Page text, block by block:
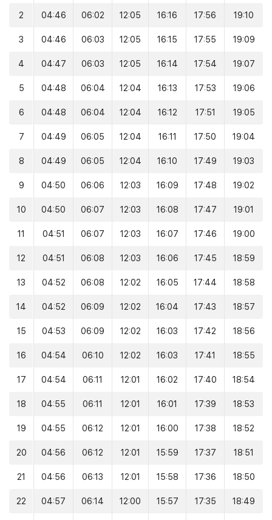
2 04:46 06:02 12:05 16:16 17:56 19:10
3 04:46 06:03 12:05 16:15 17:55 19:09
4 04:47 06:03 12:05 16:14 17:54 19:07
5 04:48 06:04 12:04 16:13 17:53 19:06
6 04:48 06:04 12:04 16:12 17:51 19:05
7 04:49 06:05 12:04 16:11 17:50 19:04
8 04:49 06:05 12:04 16:10 17:49 19:03
9 04:50 06:06 12:03 16:09 17:48 19:02
10 04:50 06:07 12:03 16:08 17:47 19:01
11 04:51 06:07 12:03 16:07 17:46 19:00
12 04:51 06:08 12:03 16:06 17:45 18:59
13 04:52 06:08 12:02 16:05 17:44 18:58
14 04:52 06:09 12:02 16:04 17:43 18:57
15 04:53 06:09 12:02 16:03 17:42 18:56
16 04:54 06:10 12:02 16:03 17:41 18:55
17 04:54 06:11 12:01 16:02 17:40 18:54
18 04:55 06:11 12:01 16:01 17:39 18:53
19 04:55 06:12 12:01 16:00 17:38 18:52
20 04:56 06:12 12:01 15:59 17:37 18:51
21 04:56 06:13 12:01 15:58 17:36 18:50
22 04:57 06:14 12:00 15:57 17:35 18:49